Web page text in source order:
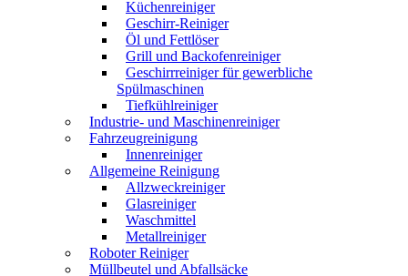
Küchenreiniger
Geschirr-Reiniger
Öl und Fettlöser
Grill und Backofenreiniger
Geschirrreiniger für gewerbliche
Spülmaschinen
Tiefkühlreiniger
Industrie- und Maschinenreiniger
Fahrzeugreinigung
Innenreiniger
Allgemeine Reinigung
Allzweckreiniger
Glasreiniger
Waschmittel
Metallreiniger
Roboter Reiniger
Müllbeutel und Abfallsäcke